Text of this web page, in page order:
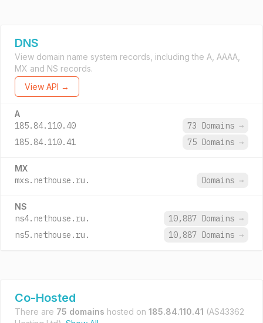
DNS
View domain name system records, including the A, AAAA,
MX and NS records.
View API →
A
185.84.110.40 73 Domains →
185.84.110.41
75 Domains →
MX
mxs.nethouse.ru. Domains →
NS
ns4.nethouse.ru. 10,887 Domains →
ns5.nethouse.ru.
10,887 Domains →
Co-Hosted
There are 75 domains hosted on 185.84.110.41 (AS43362